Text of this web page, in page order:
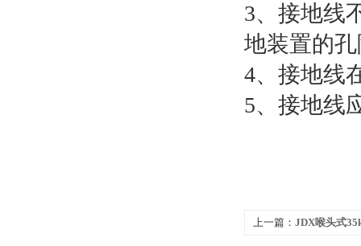
3、接地线
地装置的
4、接地线
5、接地线
上一篇： JDX喉头式